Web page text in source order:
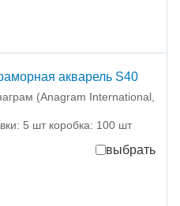
акварель S40
(Anagram International,
5 шт коробка: 100 шт
выбрать